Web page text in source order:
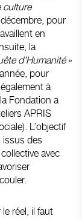
culture
pour
en
la
d’Humanité »
pour
à
Fondation a
APRIS
L’objectif
issus des
avec
réel, il faut